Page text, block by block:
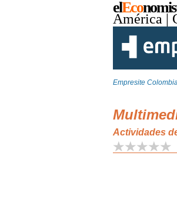
elEco
América |
Empresite
Actividades